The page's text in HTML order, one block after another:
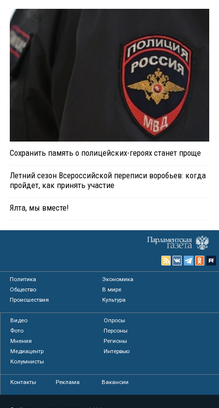
Сохранить память о полицейских-героях станет проще
Летний сезон Всероссийской переписи воробьев: когда
пройдет, как принять участие
Ялта, мы вместе!
Политика
Экономика
Общество
В мире
Происшествия
Культура
Видео
Опросы
Фото
Персоны
Мнения
Регионы
Медиацентр
Интервью
Колумнисты
Контакты Реклама Вакансии